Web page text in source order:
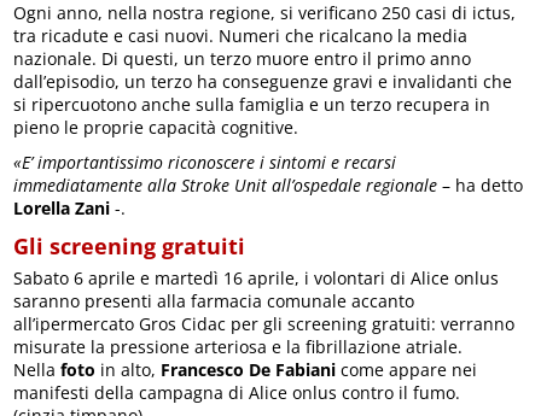
Ogni anno, nella nostra regione, si verificano 250 casi di ictus,
tra ricadute e casi nuovi. Numeri che ricalcano la media
nazionale. Di questi, un terzo muore entro il primo anno
dall’episodio, un terzo ha conseguenze gravi e invalidanti che
si ripercuotono anche sulla famiglia e un terzo recupera in
pieno le proprie capacità cognitive.
«E’ importantissimo riconoscere i sintomi e recarsi
immediatamente alla Stroke Unit all’ospedale regionale – ha detto
Lorella Zani -.
Gli screening gratuiti
Sabato 6 aprile e martedì 16 aprile, i volontari di Alice onlus
saranno presenti alla farmacia comunale accanto
all’ipermercato Gros Cidac per gli screening gratuiti: verranno
misurate la pressione arteriosa e la fibrillazione atriale.
Nella foto in alto, Francesco De Fabiani come appare nei
manifesti della campagna di Alice onlus contro il fumo.